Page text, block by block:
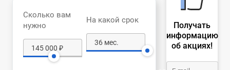
Сколько вам
нужно
На какой срок
Получать
информацию
об акциях!